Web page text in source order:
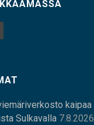
kaipaa
Sulkavalla 7.8.2026